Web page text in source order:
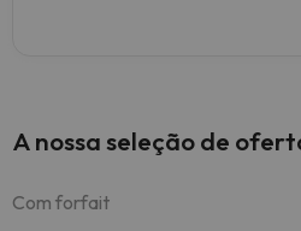
A nossa seleção de
Com forfait